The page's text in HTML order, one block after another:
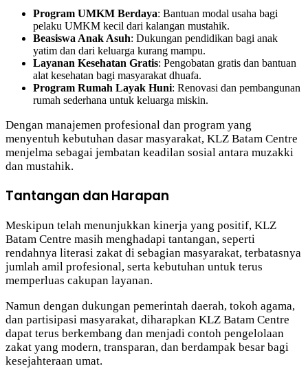
Program UMKM Berdaya: Bantuan modal usaha bagi
pelaku UMKM kecil dari kalangan mustahik.
Beasiswa Anak Asuh: Dukungan pendidikan bagi anak
yatim dan dari keluarga kurang mampu.
Layanan Kesehatan Gratis: Pengobatan gratis dan bantuan
alat kesehatan bagi masyarakat dhuafa.
Program Rumah Layak Huni: Renovasi dan pembangunan
rumah sederhana untuk keluarga miskin.
Dengan manajemen profesional dan program yang
menyentuh kebutuhan dasar masyarakat, KLZ Batam Centre
menjelma sebagai jembatan keadilan sosial antara muzakki
dan mustahik.
Tantangan dan Harapan
Meskipun telah menunjukkan kinerja yang positif, KLZ
Batam Centre masih menghadapi tantangan, seperti
rendahnya literasi zakat di sebagian masyarakat, terbatasnya
jumlah amil profesional, serta kebutuhan untuk terus
memperluas cakupan layanan.
Namun dengan dukungan pemerintah daerah, tokoh agama,
dan partisipasi masyarakat, diharapkan KLZ Batam Centre
dapat terus berkembang dan menjadi contoh pengelolaan
zakat yang modern, transparan, dan berdampak besar bagi
kesejahteraan umat.